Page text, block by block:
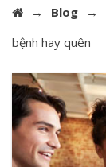
→ Blog →
bệnh hay quên